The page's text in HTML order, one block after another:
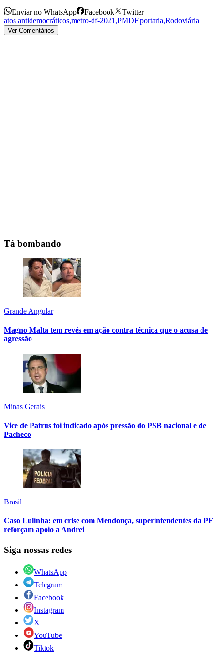
Enviar no WhatsApp Facebook
Twitter
atos antidemocráticos,metro-df-2021 ,PMDF,portaria,Rodoviária
Ver Comentários
Tá bombando
Grande Angular
Magno Malta tem revés em ação contra técnica que o acusa de
agressão
Minas Gerais
Vice de Patrus foi indicado após pressão do PSB nacional e de
Pacheco
Brasil
Caso Lulinha: em crise com Mendonça, superintendentes da PF
reforçam apoio a Andrei
Siga nossas redes
WhatsApp
Telegram
Facebook
Instagram
X
YouTube
Tiktok